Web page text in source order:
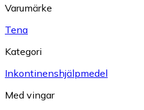
Varumärke
Tena
Kategori
Inkontinenshjälpmedel
Med vingar